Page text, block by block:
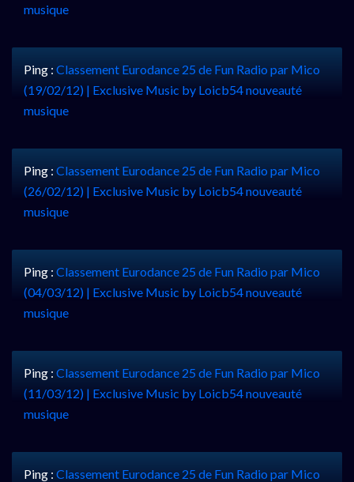
musique
Ping : Classement Eurodance 25 de Fun Radio par Mico
(19/02/12) | Exclusive Music by Loicb54 nouveauté
musique
Ping : Classement Eurodance 25 de Fun Radio par Mico
(26/02/12) | Exclusive Music by Loicb54 nouveauté
musique
Ping : Classement Eurodance 25 de Fun Radio par Mico
(04/03/12) | Exclusive Music by Loicb54 nouveauté
musique
Ping : Classement Eurodance 25 de Fun Radio par Mico
(11/03/12) | Exclusive Music by Loicb54 nouveauté
musique
Ping : Classement Eurodance 25 de Fun Radio par Mico